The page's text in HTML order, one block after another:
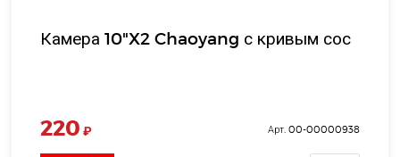
Камера 10"X2 Chaoyang с кривым сос
220 ₽ Арт. 00-00000938